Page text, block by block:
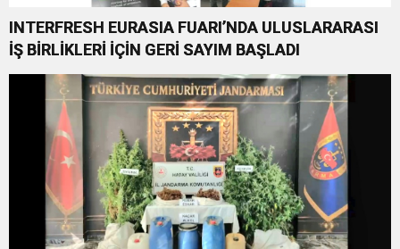
INTERFRESH EURASIA FUARI’NDA ULUSLARARASI
İŞ BİRLİKLERİ İÇİN GERİ SAYIM BAŞLADI